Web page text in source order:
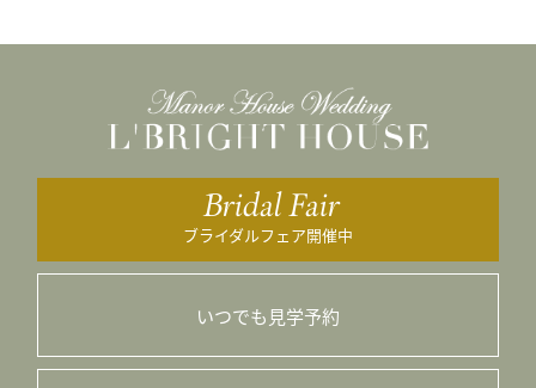
Bridal Fair
ブライダルフェア開催中
いつでも見学予約